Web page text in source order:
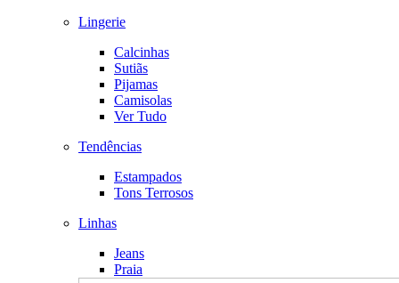
Lingerie
Calcinhas
Sutiãs
Pijamas
Camisolas
Ver Tudo
Tendências
Estampados
Tons Terrosos
Linhas
Jeans
Praia